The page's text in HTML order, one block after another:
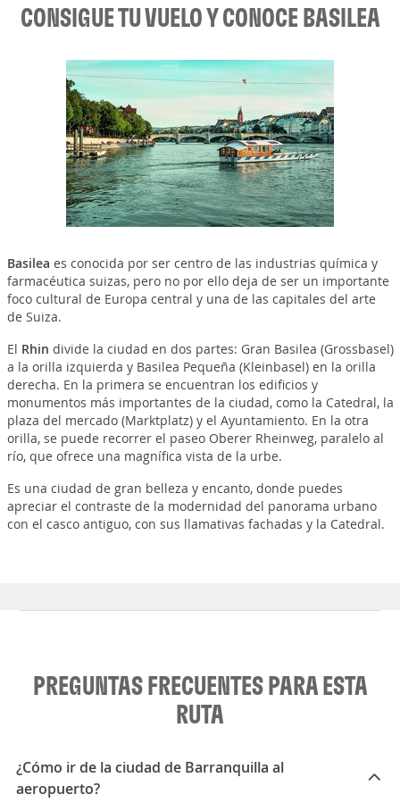
CONSIGUE TU VUELO Y CONOCE BASILEA
Basilea es conocida por ser centro de las industrias química y
farmacéutica suizas, pero no por ello deja de ser un importante
foco cultural de Europa central y una de las capitales del arte
de Suiza.
El Rhin divide la ciudad en dos partes: Gran Basilea (Grossbasel)
a la orilla izquierda y Basilea Pequeña (Kleinbasel) en la orilla
derecha. En la primera se encuentran los edificios y
monumentos más importantes de la ciudad, como la Catedral, la
plaza del mercado (Marktplatz) y el Ayuntamiento. En la otra
orilla, se puede recorrer el paseo Oberer Rheinweg, paralelo al
río, que ofrece una magnífica vista de la urbe.
Es una ciudad de gran belleza y encanto, donde puedes
apreciar el contraste de la modernidad del panorama urbano
con el casco antiguo, con sus llamativas fachadas y la Catedral.
PREGUNTAS FRECUENTES PARA ESTA
RUTA
¿Cómo ir de la ciudad de Barranquilla al
aeropuerto?